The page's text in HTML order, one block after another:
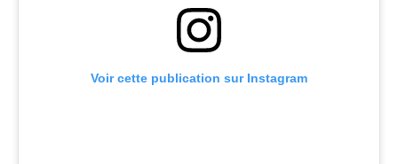
Voir cette publication sur Instagram